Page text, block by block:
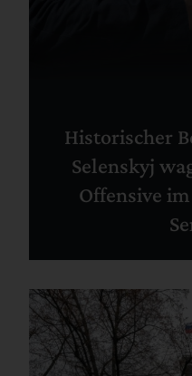
Historischer
Selenskyj
Offensive